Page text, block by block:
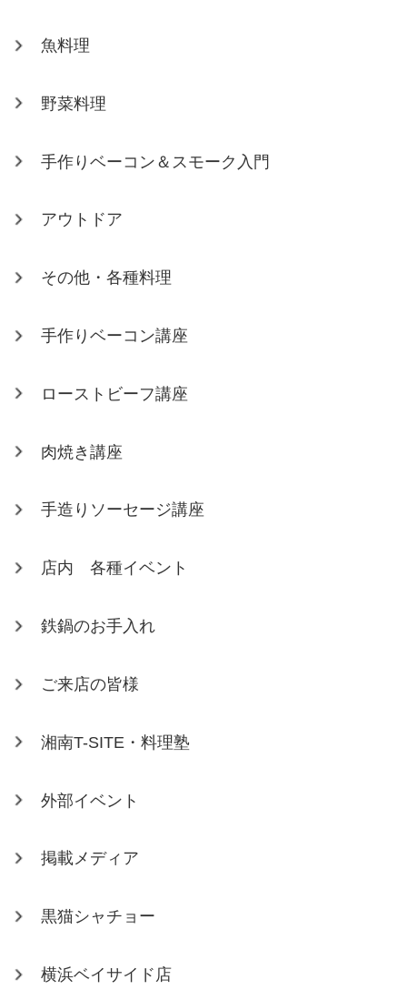
魚料理
野菜料理
手作りベーコン＆スモーク入門
アウトドア
その他・各種料理
手作りベーコン講座
ローストビーフ講座
肉焼き講座
手造りソーセージ講座
店内 各種イベント
鉄鍋のお手入れ
ご来店の皆様
湘南T-SITE・料理塾
外部イベント
掲載メディア
黒猫シャチョー
横浜ベイサイド店